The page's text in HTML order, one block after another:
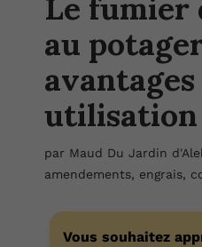
Le fumier
au
utilisation
par Maud Du Jardin
amendements, engrais,
Vous souhaitez